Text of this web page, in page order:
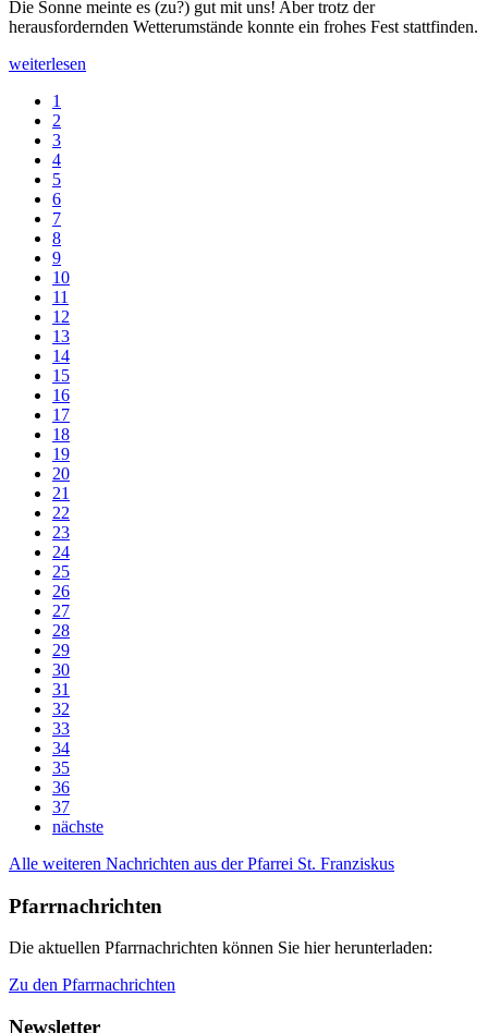
Die Sonne meinte es (zu?) gut mit uns! Aber trotz der
herausfordernden Wetterumstände konnte ein frohes Fest stattfinden.
weiterlesen
1
2
3
4
5
6
7
8
9
10
11
12
13
14
15
16
17
18
19
20
21
22
23
24
25
26
27
28
29
30
31
32
33
34
35
36
37
nächste
Alle weiteren Nachrichten aus der Pfarrei St. Franziskus
Pfarrnachrichten
Die aktuellen Pfarrnachrichten können Sie hier herunterladen:
Zu den Pfarrnachrichten
Newsletter